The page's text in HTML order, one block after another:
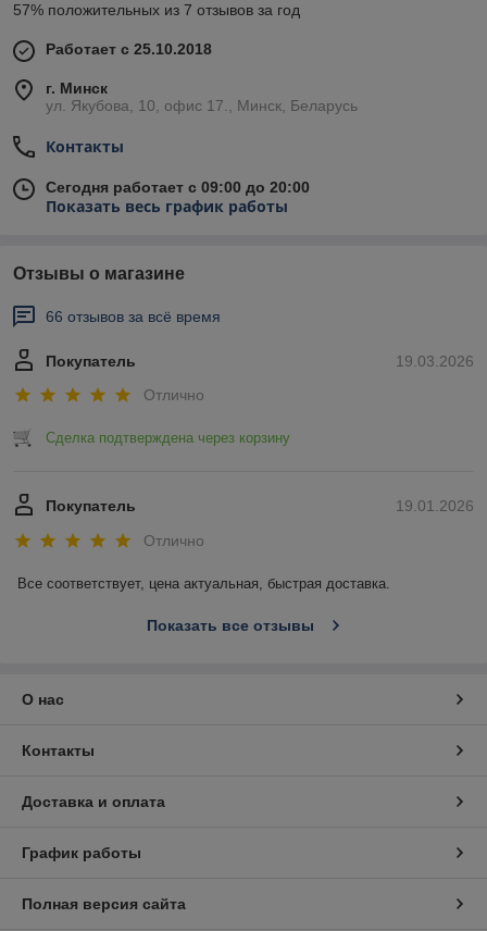
57% положительных из 7 отзывов за год
Работает с 25.10.2018
г. Минск
ул. Якубова, 10, офис 17., Минск, Беларусь
Контакты
Сегодня работает с 09:00 до 20:00
Показать весь график работы
Отзывы о магазине
66 отзывов за всё время
19.03.2026
Покупатель
Отлично
Сделка подтверждена через корзину
19.01.2026
Покупатель
Отлично
Все соответствует, цена актуальная, быстрая доставка.
Показать все отзывы
О нас
Контакты
Доставка и оплата
График работы
Полная версия сайта